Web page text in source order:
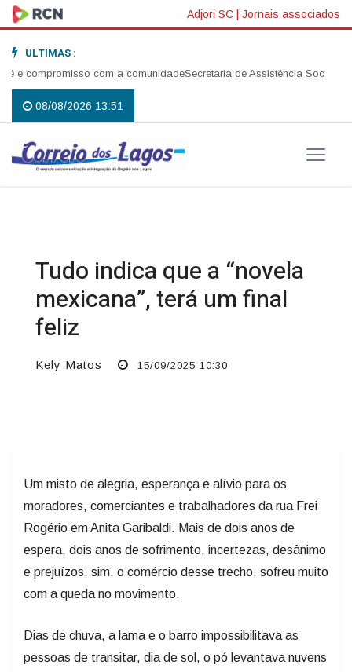
Adjori SC | Jornais associados
ULTIMAS :
compromisso com a comunidadeSecretaria de Assistência Social
08/08/2026 13:51
Tudo indica que a “novela
mexicana”, terá um final
feliz
Kely Matos 15/09/2025 10:30
Um misto de alegria, esperança e alívio para os
moradores, comerciantes e trabalhadores da rua Frei
Rogério em Anita Garibaldi. Mais de dois anos de
espera, dois anos de sofrimento, incertezas, desânimo
e prejuízos, sim, o comércio desse trecho, sofreu muito
com a queda no movimento.
Dias de chuva, a lama e o barro impossibilitava as
pessoas de transitar, dia de sol, o pó levantava nuvens